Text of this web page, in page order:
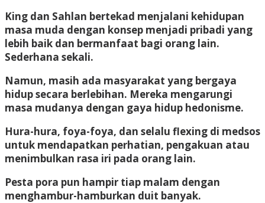
King dan Sahlan bertekad menjalani kehidupan
masa muda dengan konsep menjadi pribadi yang
lebih baik dan bermanfaat bagi orang lain.
Sederhana sekali.
Namun, masih ada masyarakat yang bergaya
hidup secara berlebihan. Mereka mengarungi
masa mudanya dengan gaya hidup hedonisme.
Hura-hura, foya-foya, dan selalu flexing di medsos
untuk mendapatkan perhatian, pengakuan atau
menimbulkan rasa iri pada orang lain.
Pesta pora pun hampir tiap malam dengan
menghambur-hamburkan duit banyak.